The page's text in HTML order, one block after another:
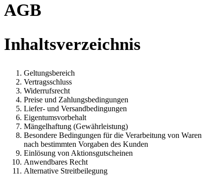
AGB
Inhaltsverzeichnis
Geltungsbereich
Vertragsschluss
Widerrufsrecht
Preise und Zahlungsbedingungen
Liefer- und Versandbedingungen
Eigentumsvorbehalt
Mängelhaftung (Gewährleistung)
Besondere Bedingungen für die Verarbeitung von Waren
nach bestimmten Vorgaben des Kunden
Einlösung von Aktionsgutscheinen
Anwendbares Recht
Alternative Streitbeilegung